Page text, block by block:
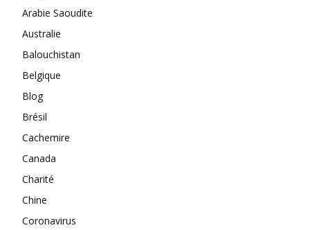
Arabie Saoudite
Australie
Balouchistan
Belgique
Blog
Brésil
Cachemire
Canada
Charité
Chine
Coronavirus